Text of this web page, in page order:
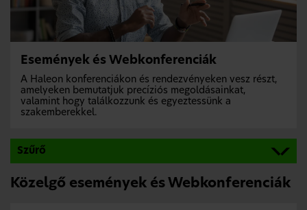
Események és Webkonferenciák
A Haleon konferenciákon és rendezvényeken vesz részt,
amelyeken bemutatjuk precíziós megoldásainkat,
valamint hogy találkozzunk és egyeztessünk a
szakemberekkel.
Szűrő
Közelgő események és Webkonferenciák